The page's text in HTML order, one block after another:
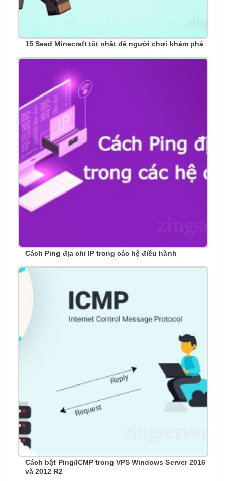
15 Seed Minecraft tốt nhất để người chơi khám phá
Cách Ping địa chỉ IP trong các hệ điều hành
Cách bật Ping/ICMP trong VPS Windows Server 2016
và 2012 R2